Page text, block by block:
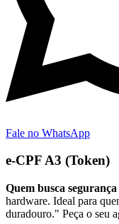
Fale no WhatsApp
e-CPF A3 (Token)
Quem busca
hardware. Ideal para
duradouro." Peça o seu